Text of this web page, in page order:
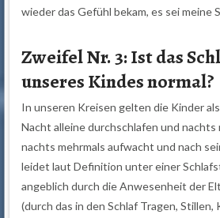
wieder das Gefühl bekam, es sei meine
Zweifel Nr. 3: Ist das
unseres Kindes normal?
In unseren Kreisen gelten die Kinder
Nacht alleine durchschlafen und
nachts mehrmals aufwacht und nach
leidet laut Definition unter einer
angeblich durch die Anwesenheit der
(durch das in den Schlaf Tragen, Stillen,